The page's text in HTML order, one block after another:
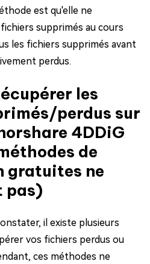
est qu'elle ne
supprimés au cours
les fichiers supprimés avant
perdus.
les
perdus sur
4DDiG
de
gratuites ne
pas)
il existe plusieurs
vos fichiers perdus ou
ces méthodes ne